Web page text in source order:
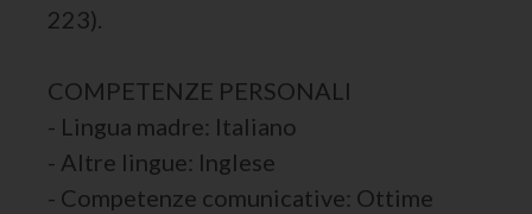
223).
COMPETENZE PERSONALI
- Lingua madre: Italiano
- Altre lingue: Inglese
- Competenze comunicative: Ottime